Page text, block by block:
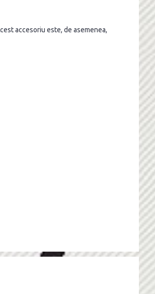
accesoriu este, de asemenea,